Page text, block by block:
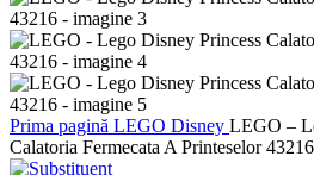
Prima pagină LEGO Disney LEGO –
Calatoria Fermecata A Printeselor 43216